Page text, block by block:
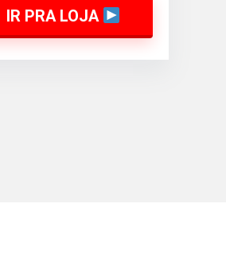
IR PRA LOJA